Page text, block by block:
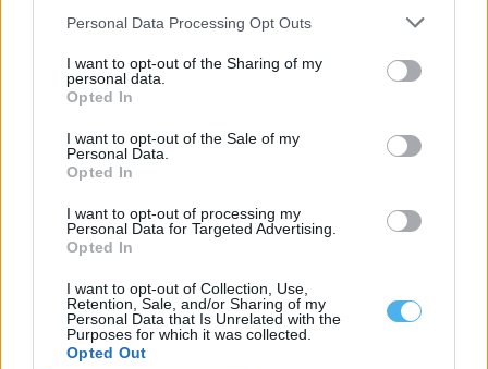
Personal Data Processing Opt Outs
I want to opt-out of the Sharing of my
personal data.
Opted In
I want to opt-out of the Sale of my
Personal Data.
Opted In
I want to opt-out of processing my
Personal Data for Targeted Advertising.
Opted In
I want to opt-out of Collection, Use,
Retention, Sale, and/or Sharing of my
Personal Data that Is Unrelated with the
Purposes for which it was collected.
Opted Out
Instituto Cultural de Évora promove fichas pedagógicas
gratuitas sobre património e natureza
O Instituto Cultural de Évora (ICÉ) e o Repositório Pedagógico
promovem o Ciclo de...